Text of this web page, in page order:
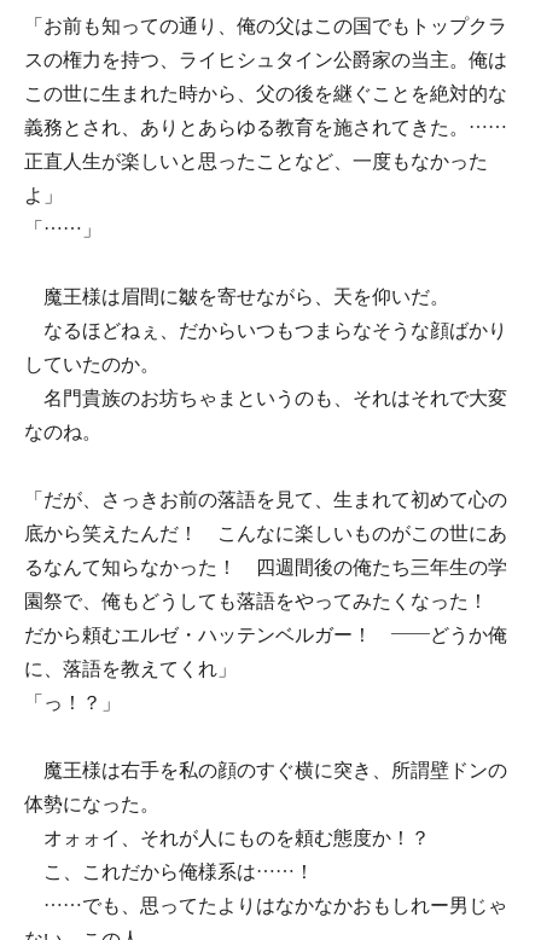
「お前も知っての通り、俺の父はこの国でもトップクラ
スの権力を持つ、ライヒシュタイン公爵家の当主。俺は
この世に生まれた時から、父の後を継ぐことを絶対的な
義務とされ、ありとあらゆる教育を施されてきた。……
正直人生が楽しいと思ったことなど、一度もなかった
よ」
「……」
魔王様は眉間に皺を寄せながら、天を仰いだ。
なるほどねぇ、だからいつもつまらなそうな顔ばかり
していたのか。
名門貴族のお坊ちゃまというのも、それはそれで大変
なのね。
「だが、さっきお前の落語を見て、生まれて初めて心の
底から笑えたんだ！ こんなに楽しいものがこの世にあ
るなんて知らなかった！ 四週間後の俺たち三年生の学
園祭で、俺もどうしても落語をやってみたくなった！
だから頼むエルゼ・ハッテンベルガー！ ――どうか俺
に、落語を教えてくれ」
「っ！？」
魔王様は右手を私の顔のすぐ横に突き、所謂壁ドンの
体勢になった。
オォォイ、それが人にものを頼む態度か！？
こ、これだから俺様系は……！
……でも、思ってたよりはなかなかおもしれー男じゃ